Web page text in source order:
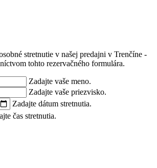
stretnutie v našej predajni v Trenčíne -
tohto rezervačného formulára.
Zadajte vaše meno.
Zadajte vaše priezvisko.
Zadajte dátum stretnutia.
čas stretnutia.